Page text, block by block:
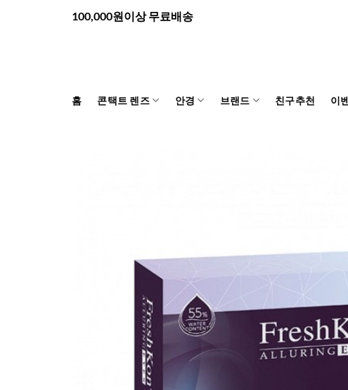
100,000원이상 무료배송
홈 콘택트 렌즈 안경 브랜드 친구추천 이